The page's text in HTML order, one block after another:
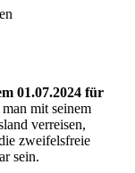
01.07.2024 für
mit seinem
verreisen,
zweifelsfreie
sein.